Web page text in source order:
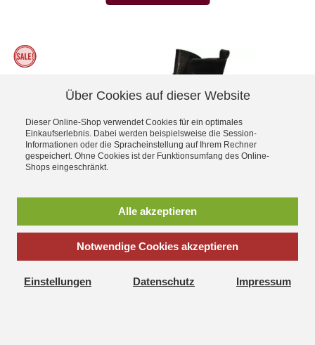
Größe Variante wählen
Tamaris M2523643 Stiefel 1-25236-43-286
79,95 € 59,95 €
Mehr Informationen
Über Cookies auf dieser Website
Dieser Online-Shop verwendet Cookies für ein optimales
Einkaufserlebnis. Dabei werden beispielsweise die Session-
Informationen oder die Spracheinstellung auf Ihrem Rechner
gespeichert. Ohne Cookies ist der Funktionsumfang des Online-
Shops eingeschränkt.
Alle akzeptieren
Notwendige Cookies akzeptieren
Einstellungen Datenschutz Impressum